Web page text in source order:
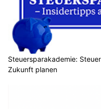
Steuersparakademie:
Zukunft planen